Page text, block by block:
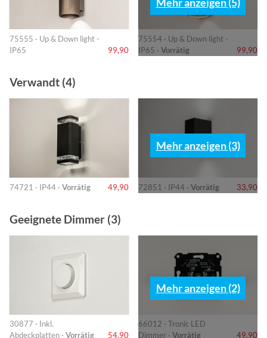
75555 · Up & Down light -
IP65
99,90
75554 · Up & Down light -
IP65 · Vorrätig 99,90
Mehr anzeigen (5)
Verwandt (4)
74721 · IP44 · Vorrätig 49,90 72851 · IP44 · Vorrätig 33,90
Mehr anzeigen (3)
Geeignete Dimmer (3)
30877 · Inkl.
Abdeckplatten · Vorrätig 54,90
66012 · Tronic LED
Dimmer · Vorrätig 49,90
Mehr anzeigen (2)